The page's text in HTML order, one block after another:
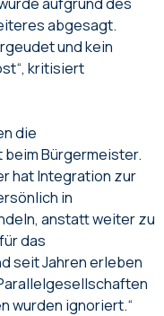
abgesagt.
und kein
kritisiert
die
Bürgermeister.
hat Integration zur
in
anstatt weiter zu
das
seit Jahren erleben
wurden ignoriert.“